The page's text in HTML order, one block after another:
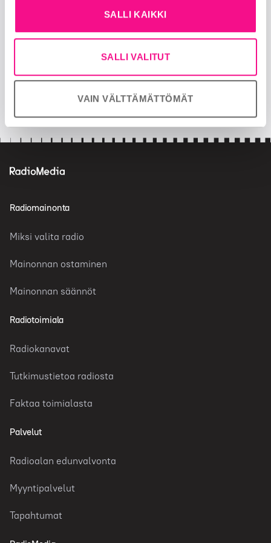
SALLI KAIKKI
SALLI VALITUT
VAIN VÄLTTÄMÄTTÖMÄT
OTA MEIHIN YHTEYTTÄ
Seuraa meitä
twitter facebook
Radiomainonta
Miksi valita radio
Mainonnan ostaminen
Mainonnan säännöt
Radiotoimiala
Radiokanavat
Tutkimustietoa radiosta
Faktaa toimialasta
Palvelut
Radioalan edunvalvonta
Myyntipalvelut
Tapahtumat